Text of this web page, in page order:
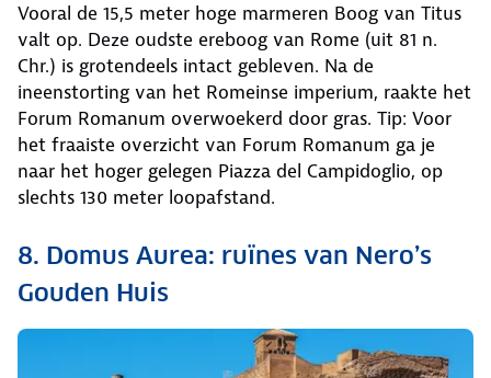
Vooral de 15,5 meter hoge marmeren Boog van Titus
valt op. Deze oudste ereboog van Rome (uit 81 n.
Chr.) is grotendeels intact gebleven. Na de
ineenstorting van het Romeinse imperium, raakte het
Forum Romanum overwoekerd door gras. Tip: Voor
het fraaiste overzicht van Forum Romanum ga je
naar het hoger gelegen Piazza del Campidoglio, op
slechts 130 meter loopafstand.
8. Domus Aurea: ruïnes van Nero’s
Gouden Huis